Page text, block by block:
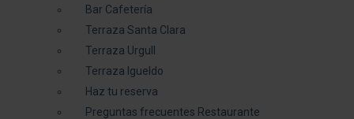
Bar Cafetería
Terraza Santa Clara
Terraza Urgull
Terraza Igueldo
Haz tu reserva
Preguntas frecuentes Restaurante